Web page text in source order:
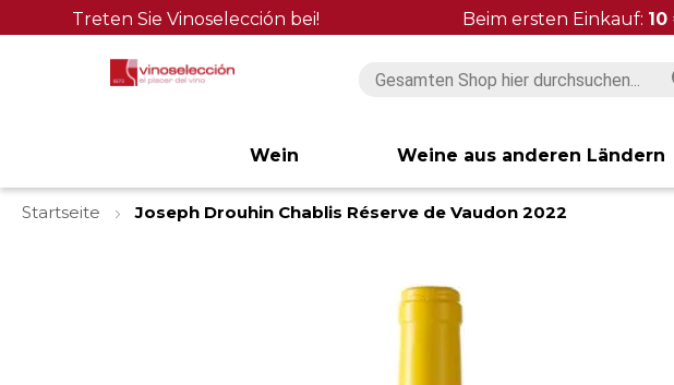
Treten Sie Vinoselección bei! Beim ersten Einkauf:
Wein Weine aus anderen Ländern
Startseite
Joseph Drouhin Chablis Réserve de Vaudon 2022